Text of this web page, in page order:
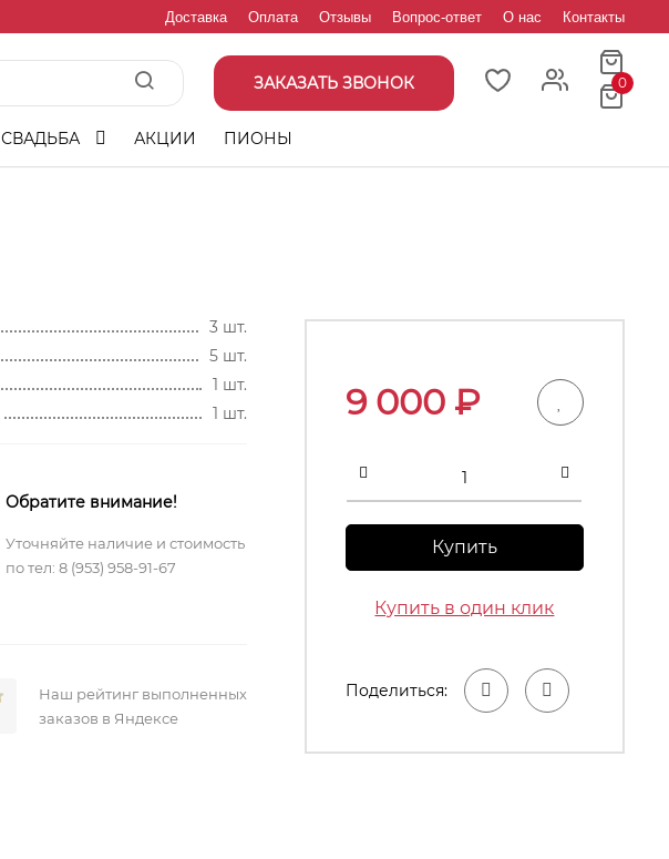
Доставка Оплата Отзывы Вопрос-ответ О нас Контакты
ЗАКАЗАТЬ ЗВОНОК 0
СВАДЬБА АКЦИИ ПИОНЫ
3 шт.
5 шт.
1 шт.
1 шт.
Обратите внимание!
Уточняйте наличие и стоимость
по тел: 8 (953) 958-91-67
Наш рейтинг выполненных
заказов в Яндексе
9 000₽
Купить
Купить в один клик
Поделиться: